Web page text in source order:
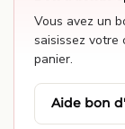
Vous avez un
saisissez votre
panier.
Aide bon